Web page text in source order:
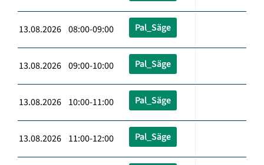
13.08.2026 08:00-09:00 Pal_Säge
13.08.2026 09:00-10:00 Pal_Säge
13.08.2026 10:00-11:00 Pal_Säge
13.08.2026 11:00-12:00 Pal_Säge